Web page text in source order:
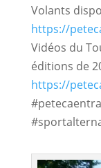
Volants
https://
Vidéos du
éditions de
https://